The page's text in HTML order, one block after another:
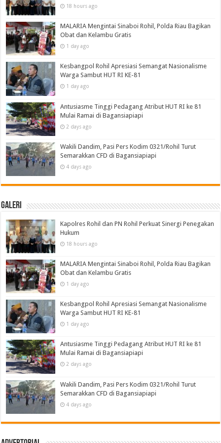
18 hours ago
MALARIA Mengintai Sinaboi Rohil, Polda Riau Bagikan
Obat dan Kelambu Gratis
1 day ago
Kesbangpol Rohil Apresiasi Semangat Nasionalisme
Warga Sambut HUT RI KE-81
1 day ago
Antusiasme Tinggi Pedagang Atribut HUT RI ke 81
Mulai Ramai di Bagansiapiapi
2 days ago
Wakili Dandim, Pasi Pers Kodim 0321/Rohil Turut
Semarakkan CFD di Bagansiapiapi
4 days ago
Galeri
Kapolres Rohil dan PN Rohil Perkuat Sinergi Penegakan
Hukum
18 hours ago
MALARIA Mengintai Sinaboi Rohil, Polda Riau Bagikan
Obat dan Kelambu Gratis
1 day ago
Kesbangpol Rohil Apresiasi Semangat Nasionalisme
Warga Sambut HUT RI KE-81
1 day ago
Antusiasme Tinggi Pedagang Atribut HUT RI ke 81
Mulai Ramai di Bagansiapiapi
2 days ago
Wakili Dandim, Pasi Pers Kodim 0321/Rohil Turut
Semarakkan CFD di Bagansiapiapi
4 days ago